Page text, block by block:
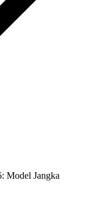
Model Jangka